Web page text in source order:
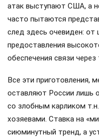
атак выступают США, а
часто пытаются
след здесь очевиден: от
предоставления
обеспечения связи
Все эти приготовления,
оставляют России лишь
со злобным карликом
хозяевами. Ставка на
сиюминутный тренд, а